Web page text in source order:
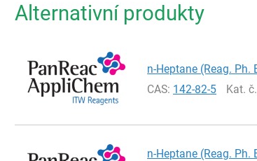
Alternativní produkty
n-Heptane (Reag. Ph.
CAS: 142-82-5 Kat. č.
n-Heptane (Reag. Ph.